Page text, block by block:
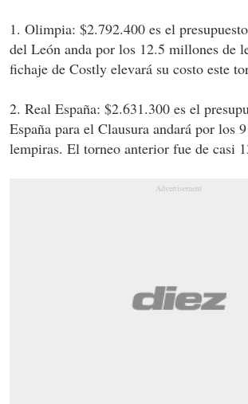
1. Olimpia: $2.792.400 es el
del León anda por los 12.5 millones de
fichaje de Costly elevará su costo este
2. Real España: $2.631.300 es el
España para el Clausura andará por los
lempiras. El torneo anterior fue de casi